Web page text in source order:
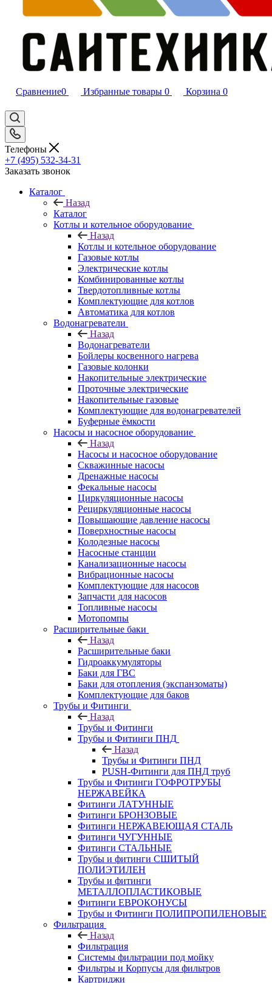
Сравнение0 Избранные товары 0 Корзина 0
Телефоны
+7 (495) 532‑34‑31
Заказать звонок
Каталог
Назад
Каталог
Котлы и котельное оборудование
Назад
Котлы и котельное оборудование
Газовые котлы
Электрические котлы
Комбинированные котлы
Твердотопливные котлы
Комплектующие для котлов
Автоматика для котлов
Водонагреватели
Назад
Водонагреватели
Бойлеры косвенного нагрева
Газовые колонки
Накопительные электрические
Проточные электрические
Накопительные газовые
Комплектующие для водонагревателей
Буферные ёмкости
Насосы и насосное оборудование
Назад
Насосы и насосное оборудование
Скважинные насосы
Дренажные насосы
Фекальные насосы
Циркуляционные насосы
Рециркуляционные насосы
Повышающие давление насосы
Поверхностные насосы
Колодезные насосы
Насосные станции
Канализационные насосы
Вибрационные насосы
Комплектующие для насосов
Запчасти для насосов
Топливные насосы
Мотопомпы
Расширительные баки
Назад
Расширительные баки
Гидроаккумуляторы
Баки для ГВС
Баки для отопления (экспанзоматы)
Комплектующие для баков
Трубы и Фитинги
Назад
Трубы и Фитинги
Трубы и Фитинги ПНД
Назад
Трубы и Фитинги ПНД
PUSH-Фитинги для ПНД труб
Трубы и Фитинги ГОФРОТРУБЫ
НЕРЖАВЕЙКА
Фитинги ЛАТУННЫЕ
Фитинги БРОНЗОВЫЕ
Фитинги НЕРЖАВЕЮЩАЯ СТАЛЬ
Фитинги ЧУГУННЫЕ
Фитинги СТАЛЬНЫЕ
Трубы и фитинги СШИТЫЙ
ПОЛИЭТИЛЕН
Трубы и фитинги
МЕТАЛЛОПЛАСТИКОВЫЕ
Фитинги ЕВРОКОНУСЫ
Трубы и Фитинги ПОЛИПРОПИЛЕНОВЫЕ
Фильтрация
Назад
Фильтрация
Системы фильтрации под мойку
Фильтры и Корпусы для фильтров
Картриджи